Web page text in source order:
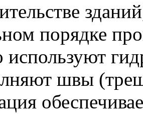
порядке
используют
швы